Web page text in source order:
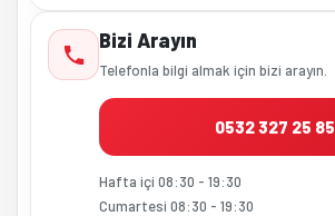
Bizi Arayın
Telefonla bilgi almak için bizi arayın.
0532 327 25 85
Hafta içi 08:30 - 19:30
Cumartesi 08:30 - 19:30